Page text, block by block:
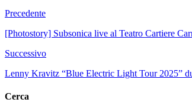
Precedente
[Photostory] Subsonica live al Teatro Cartiere
Successivo
Lenny Kravitz “Blue Electric Light Tour 2025”
Cerca